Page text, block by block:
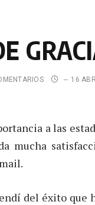
16
a las
mucha
del éxito que